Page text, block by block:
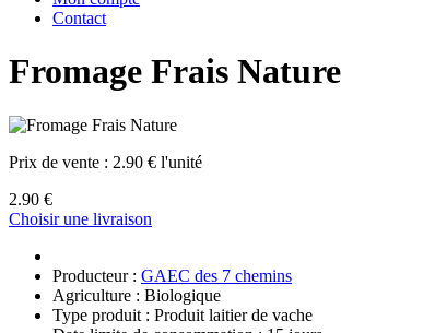
Contact
Fromage Frais Nature
Prix de vente : 2.90 € l'unité
2.90 €
Choisir une livraison
Producteur : GAEC des 7 chemins
Agriculture : Biologique
Type produit : Produit laitier de vache